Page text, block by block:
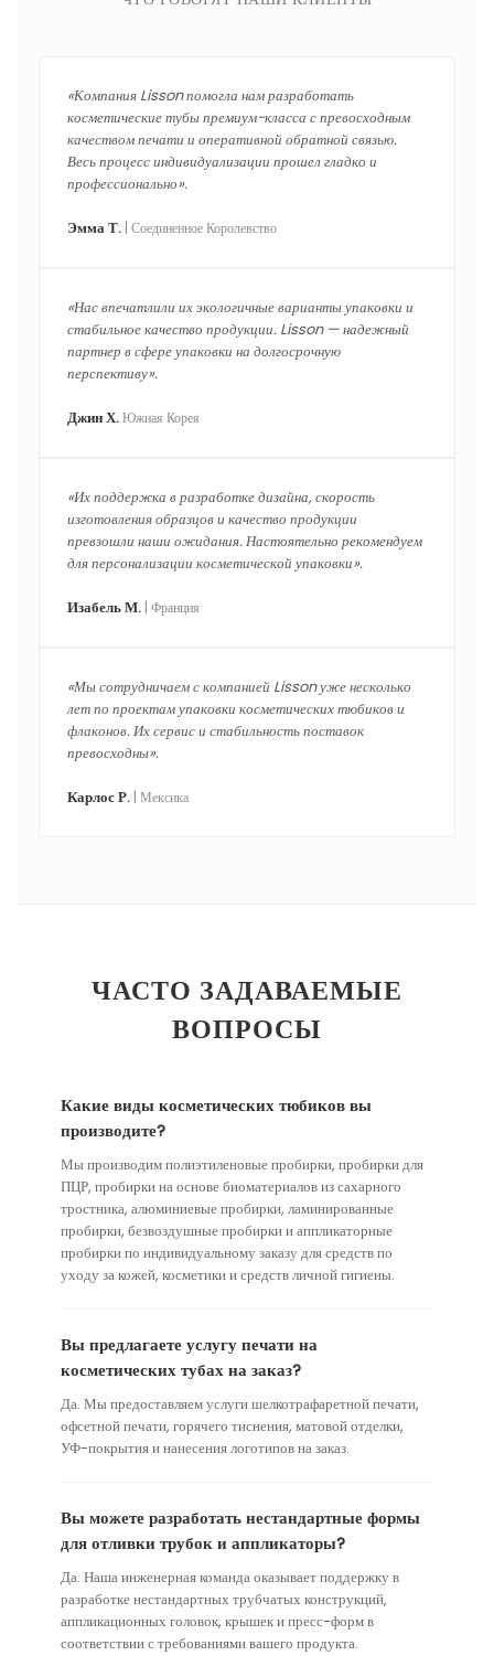
«Компания Lisson помогла нам разработать
косметические тубы премиум-класса с превосходным
качеством печати и оперативной обратной связью.
Весь процесс индивидуализации прошел гладко и
профессионально».
Эмма Т. | Соединенное Королевство
«Нас впечатлили их экологичные варианты упаковки и
стабильное качество продукции. Lisson — надежный
партнер в сфере упаковки на долгосрочную
перспективу».
Джин Х.Южная Корея
«Их поддержка в разработке дизайна, скорость
изготовления образцов и качество продукции
превзошли наши ожидания. Настоятельно рекомендуем
для персонализации косметической упаковки».
Изабель М. | Франция
«Мы сотрудничаем с компанией Lisson уже несколько
лет по проектам упаковки косметических тюбиков и
флаконов. Их сервис и стабильность поставок
превосходны».
Карлос Р. | Мексика
ЧАСТО ЗАДАВАЕМЫЕ
ВОПРОСЫ
Какие виды косметических тюбиков вы
производите?
Мы производим полиэтиленовые пробирки, пробирки для
ПЦР, пробирки на основе биоматериалов из сахарного
тростника, алюминиевые пробирки, ламинированные
пробирки, безвоздушные пробирки и аппликаторные
пробирки по индивидуальному заказу для средств по
уходу за кожей, косметики и средств личной гигиены.
Вы предлагаете услугу печати на
косметических тубах на заказ?
Да. Мы предоставляем услуги шелкотрафаретной печати,
офсетной печати, горячего тиснения, матовой отделки,
УФ-покрытия и нанесения логотипов на заказ.
Вы можете разработать нестандартные формы
для отливки трубок и аппликаторы?
Да. Наша инженерная команда оказывает поддержку в
разработке нестандартных трубчатых конструкций,
аппликационных головок, крышек и пресс-форм в
соответствии с требованиями вашего продукта.